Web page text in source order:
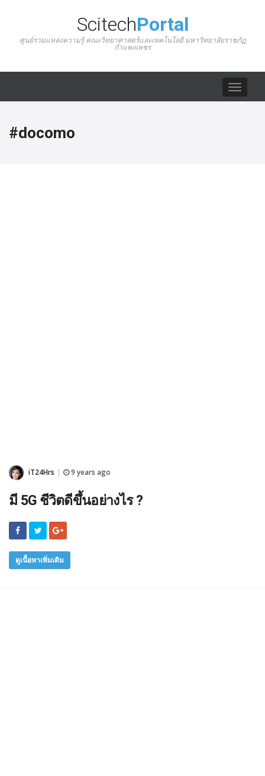
ScitechPortal
ศูนย์รวมแหล่งความรู้ คณะวิทยาศาสตร์และเทคโนโลยี มหาวิทยาลัยราชภัฏ
กำแพงเพชร
Toggle
#docomo
iT24Hrs 9 years ago
มี 5G ชีวิตดีขึ้นอย่างไร ?
ดูเนื้อหาเพิ่มเติม